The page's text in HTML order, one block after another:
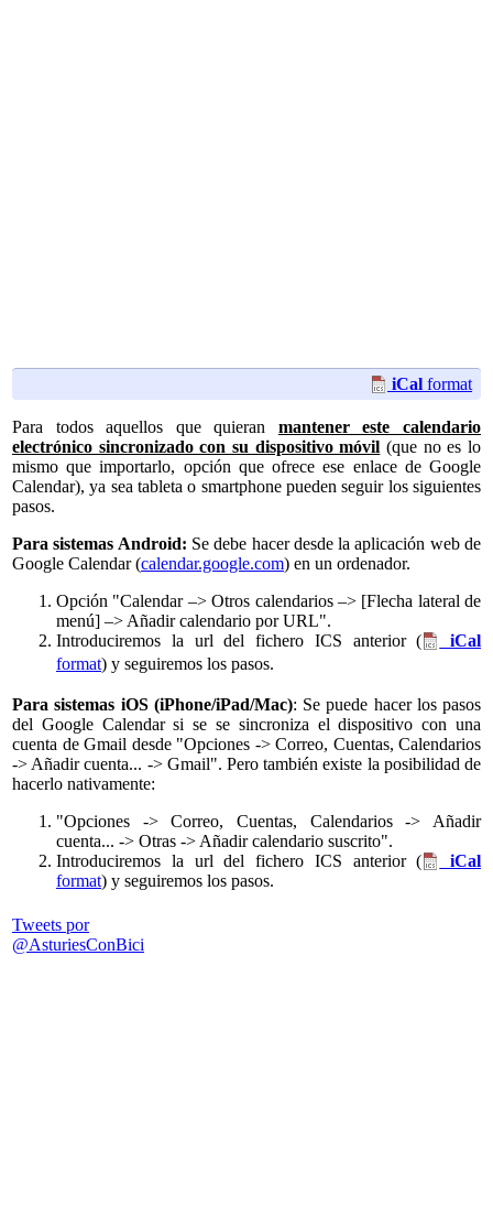
iCal format
Para todos aquellos que quieran mantener este calendario
electrónico sincronizado con su dispositivo móvil (que no es lo
mismo que importarlo, opción que ofrece ese enlace de Google
Calendar), ya sea tableta o smartphone pueden seguir los siguientes
pasos.
Para sistemas Android: Se debe hacer desde la aplicación web de
Google Calendar (calendar.google.com) en un ordenador.
Opción "Calendar –> Otros calendarios –> [Flecha lateral de
menú] –> Añadir calendario por URL".
Introduciremos la url del fichero ICS anterior (
iCal
format) y seguiremos los pasos.
Para sistemas iOS (iPhone/iPad/Mac): Se puede hacer los pasos
del Google Calendar si se se sincroniza el dispositivo con una
cuenta de Gmail desde "Opciones -> Correo, Cuentas, Calendarios
-> Añadir cuenta... -> Gmail". Pero también existe la posibilidad de
hacerlo nativamente:
"Opciones -> Correo, Cuentas, Calendarios -> Añadir
cuenta... -> Otras -> Añadir calendario suscrito".
Introduciremos la url del fichero ICS anterior (
iCal
format) y seguiremos los pasos.
Tweets por
@AsturiesConBici